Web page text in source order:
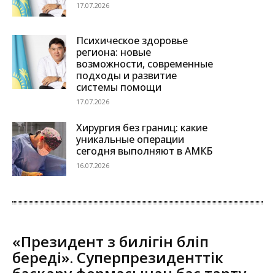
17.07.2026
Психическое здоровье
региона: новые
возможности, современные
подходы и развитие
системы помощи
17.07.2026
Хирургия без границ: какие
уникальные операции
сегодня выполняют в АМКБ
16.07.2026